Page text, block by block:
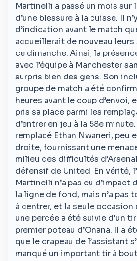
Martinelli a passé un mois sur
d’une blessure à la cuisse. Il
d’indication avant le match
accueillerait de nouveau leurs
ce dimanche. Ainsi, la
avec l’équipe à Manchester
surpris bien des gens. Son
groupe de match a été
heures avant le coup d’envoi,
pris sa place parmi les
d’entrer en jeu à la 58e
remplacé Ethan Nwaneri, peu
droite, fournissant une
milieu des difficultés
défensif de United. En vérité,
Martinelli n’a pas eu
la ligne de fond, mais n’a pas
à centrer, et la seule occasion
une percée a été suivie d’un
premier poteau d’Onana. Il a
que le drapeau de l’assistant
manqué un important tir à